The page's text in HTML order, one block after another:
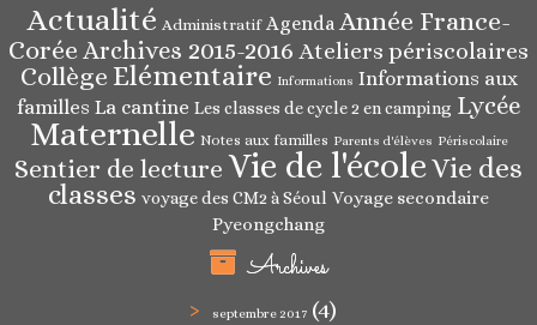
Actualité Administratif Agenda Année France-
Corée Archives 2015-2016 Ateliers périscolaires
Collège Elémentaire Informations Informations aux
familles La cantine Les classes de cycle 2 en camping Lycée
Maternelle Notes aux familles Parents d'élèves Périscolaire
Sentier de lecture Vie de l'écoleVie des
classes voyage des CM2 à Séoul Voyage secondaire
Pyeongchang
Archives
septembre 2017(4)